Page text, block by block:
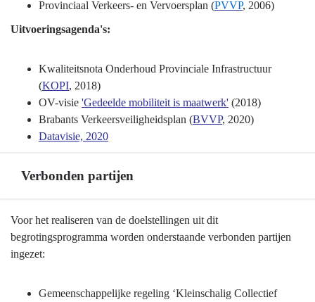
Programma
Basisinfrastructuur
mobiliteit
Beleidskaders
Provinciaal Verkeers- en Vervoersplan (PVVP, 2006)
Uitvoeringsagenda's:
Kwaliteitsnota Onderhoud Provinciale Infrastructuur
(KOPI, 2018)
OV-visie 'Gedeelde mobiliteit is maatwerk' (2018)
Brabants Verkeersveiligheidsplan (BVVP, 2020)
Datavisie, 2020
Verbonden partijen
Terug
naar
navigatie
Programma
Voor het realiseren van de doelstellingen uit dit
begrotingsprogramma worden onderstaande verbonden partijen
ingezet:
Gemeenschappelijke regeling ‘Kleinschalig Collectief